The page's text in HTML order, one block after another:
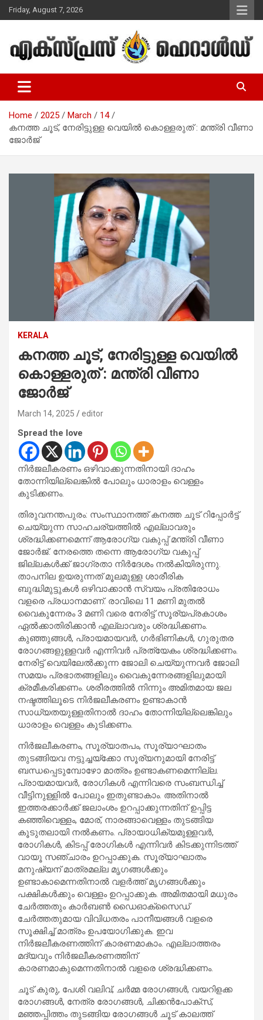
Skip
to
Friday, August 7, 2026
Express Herald – Malayalam
Christian News
Home 2025 March
14
കനത്ത ചൂട്, നേരിട്ടുള്ള വെയില്‍ കൊള്ളരുത് : മന്ത്രി വീണാ
ജോര്‍ജ്
KERALA
കനത്ത ചൂട്, നേരിട്ടുള്ള വെയില്‍
കൊള്ളരുത് : മന്ത്രി വീണാ
ജോര്‍ജ്
March 14, 2025 editor
Spread the love
നിര്‍ജലീകരണം ഒഴിവാക്കുന്നതിനായി ദാഹം
തോന്നിയില്ലെങ്കില്‍ പോലും ധാരാളം വെള്ളം
കുടിക്കണം.
തിരുവനന്തപുരം: സംസ്ഥാനത്ത് കനത്ത ചൂട് റിപ്പോര്‍ട്ട്
ചെയ്യുന്ന സാഹചര്യത്തില്‍ എല്ലാവരും
ശ്രദ്ധിക്കണമെന്ന് ആരോഗ്യ വകുപ്പ് മന്ത്രി വീണാ
ജോര്‍ജ്. നേരത്തെ തന്നെ ആരോഗ്യ വകുപ്പ്
ജില്ലകള്‍ക്ക് ജാഗ്രതാ നിര്‍ദേശം നല്‍കിയിരുന്നു.
താപനില ഉയരുന്നത് മൂലമുള്ള ശാരീരിക
ബുദ്ധിമുട്ടുകള്‍ ഒഴിവാക്കാന്‍ സ്വയം പ്രതിരോധം
വളരെ പ്രധാനമാണ്. രാവിലെ 11 മണി മുതല്‍
വൈകുന്നേരം 3 മണി വരെ നേരിട്ട് സൂര്യപ്രകാശം
ഏല്‍ക്കാതിരിക്കാന്‍ എല്ലാവരും ശ്രദ്ധിക്കണം.
കുഞ്ഞുങ്ങള്‍, പ്രായമായവര്‍, ഗര്‍ഭിണികള്‍, ഗുരുതര
രോഗങ്ങളുള്ളവര്‍ എന്നിവര്‍ പ്രത്യേകം ശ്രദ്ധിക്കണം.
നേരിട്ട് വെയിലേല്‍ക്കുന്ന ജോലി ചെയ്യുന്നവര്‍ ജോലി
സമയം പ്രഭാതങ്ങളിലും വൈകുന്നേരങ്ങളിലുമായി
ക്രമീകരിക്കണം. ശരീരത്തില്‍ നിന്നും അമിതമായ ജല
നഷ്ടത്തിലൂടെ നിര്‍ജലീകരണം ഉണ്ടാകാന്‍
സാധ്യതയുള്ളതിനാല്‍ ദാഹം തോന്നിയില്ലെങ്കിലും
ധാരാളം വെള്ളം കുടിക്കണം.
നിര്‍ജലീകരണം, സൂര്യാതപം, സൂര്യാഘാതം
തുടങ്ങിയവ നട്ടുച്ചയ്‌ക്കോ സൂര്യനുമായി നേരിട്ട്
ബന്ധപ്പെടുമ്പോഴോ മാത്രം ഉണ്ടാകണമെന്നില്ല.
പ്രായമായവര്‍, രോഗികള്‍ എന്നിവരെ സംബന്ധിച്ച്
വീട്ടിനുള്ളില്‍ പോലും ഇതുണ്ടാകാം. അതിനാല്‍
ഇത്തരക്കാര്‍ക്ക് ജലാംശം ഉറപ്പാക്കുന്നതിന് ഉപ്പിട്ട
കഞ്ഞിവെള്ളം, മോര്, നാരങ്ങാവെള്ളം തുടങ്ങിയ
കൂടുതലായി നല്‍കണം. പ്രായാധിക്യമുള്ളവര്‍,
രോഗികള്‍, കിടപ്പ് രോഗികള്‍ എന്നിവര്‍ കിടക്കുന്നിടത്ത്
വായൂ സഞ്ചാരം ഉറപ്പാക്കുക. സൂര്യാഘാതം
മനുഷ്യന് മാത്രമല്ല മൃഗങ്ങള്‍ക്കും
ഉണ്ടാകാമെന്നതിനാല്‍ വളര്‍ത്ത് മൃഗങ്ങള്‍ക്കും
പക്ഷികള്‍ക്കും വെള്ളം ഉറപ്പാക്കുക. അമിതമായി മധുരം
ചേര്‍ത്തതും കാര്‍ബണ്‍ ഡൈഓക്‌സൈഡ്
ചേര്‍ത്തതുമായ വിവിധതരം പാനീയങ്ങള്‍ വളരെ
സൂക്ഷിച്ച് മാത്രം ഉപയോഗിക്കുക. ഇവ
നിര്‍ജലീകരണത്തിന് കാരണമാകാം. എല്ലാത്തരം
മദ്യവും നിര്‍ജലീകരണത്തിന്
കാരണമാകുമെന്നതിനാല്‍ വളരെ ശ്രദ്ധിക്കണം.
ചൂട് കുരു, പേശി വലിവ്, ചര്‍മ്മ രോഗങ്ങള്‍, വയറിളക്ക
രോഗങ്ങള്‍, നേത്ര രോഗങ്ങള്‍, ചിക്കന്‍പോക്സ്,
മഞ്ഞപ്പിത്തം തുടങ്ങിയ രോഗങ്ങള്‍ ചൂട് കാലത്ത്